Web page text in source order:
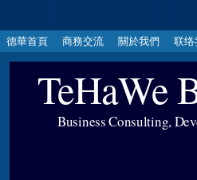
德華首頁 商務交流 關於我們 联络
TeHaWe
Business Consulting,